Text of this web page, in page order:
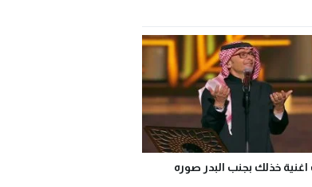
خذلك بجنب البدر صوره